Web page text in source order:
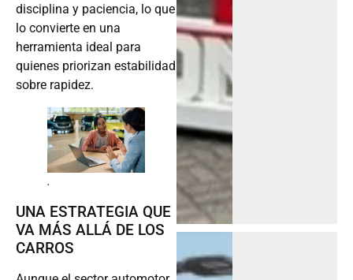
lo convierte en una
herramienta ideal para
quienes priorizan estabilidad
sobre rapidez.
.
VA MÁS ALLÁ DE LOS
CARROS